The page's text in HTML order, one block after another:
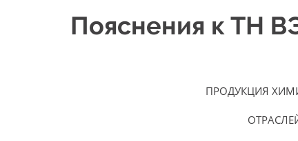
Пояснения к ТН
ПРОДУКЦИЯ